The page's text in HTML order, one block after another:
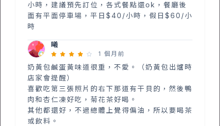
小時，建議預先訂位，各式餐點還ok，餐廳後
面有平面停車場，平日$40/小時，假日$60/小
時
曦
1 個月前
奶黃包鹹蛋黃味道很重，不愛。（奶黃包出爐時
店家會提醒）
喜歡吃第三張照片的右下那道有干貝的，然後鴨
肉和杏仁凍好吃，菊花茶好喝。
其他都還好，不過總體上覺得偏油，所以要喝茶
或飲料。